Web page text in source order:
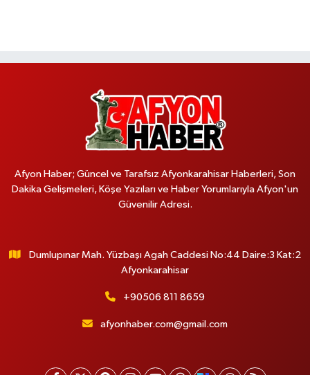
Afyon Haber; Güncel ve Tarafsız Afyonkarahisar Haberleri, Son
Dakika Gelişmeleri, Köşe Yazıları ve Haber Yorumlarıyla Afyon'un
Güvenilir Adresi.
Dumlupınar Mah. Yüzbaşı Agah Caddesi No:44 Daire:3 Kat:2
Afyonkarahisar
+90506 811 8659
afyonhaber.com@gmail.com